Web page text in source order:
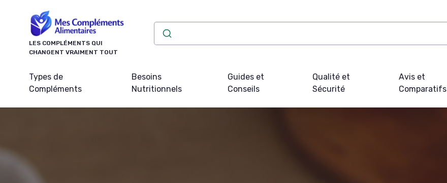
LES COMPLÉMENTS QUI
CHANGENT VRAIMENT TOUT
Types de
Compléments
Besoins
Nutritionnels
Guides et
Conseils
Qualité et
Sécurité
Avis et
Comparatifs